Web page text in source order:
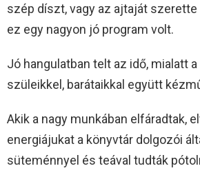
szép díszt, vagy az ajtaját
ez egy nagyon jó program volt.
Jó hangulatban telt az idő, mialatt
szüleikkel, barátaikkal együtt
Akik a nagy munkában elfáradtak,
energiájukat a könyvtár dolgozói
süteménnyel és teával tudták